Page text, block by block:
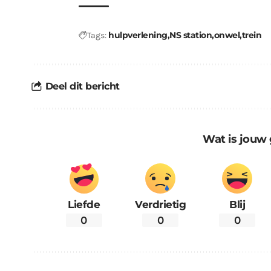
Tags: hulpverlening NS stationonweltrein
Deel dit bericht
Wat is jouw
Liefde
0
Verdrietig
0
Blij
0